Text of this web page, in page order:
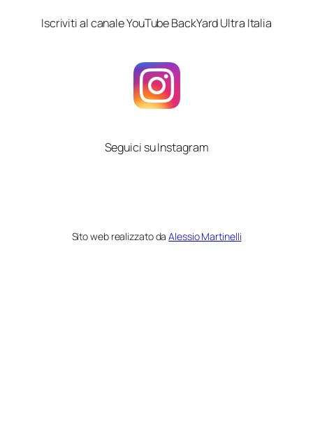
Iscriviti al canale YouTube BackYard Ultra Italia
Seguici su Instagram
Sito web realizzato daAlessio Martinelli